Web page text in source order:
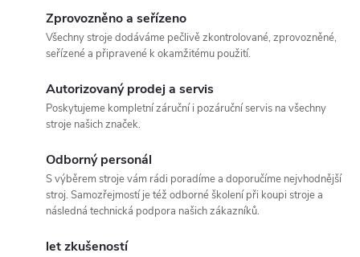
Zprovozněno a seřízeno
Všechny stroje dodáváme pečlivě zkontrolované, zprovozněné,
seřízené a připravené k okamžitému použití.
Autorizovaný prodej a servis
Poskytujeme kompletní záruční i pozáruční servis na všechny
stroje našich značek.
Odborný personál
S výběrem stroje vám rádi poradíme a doporučíme nejvhodnější
stroj. Samozřejmostí je též odborné školení při koupi stroje a
následná technická podpora našich zákazníků.
let zkušeností